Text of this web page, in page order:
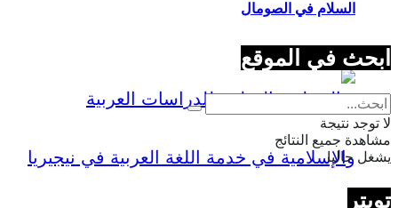
السلام في الصومال
ابحث في الموقع
لا توجد نتيجة
مشاهدة جميع النتائج
يشغل حاليا
تويتر